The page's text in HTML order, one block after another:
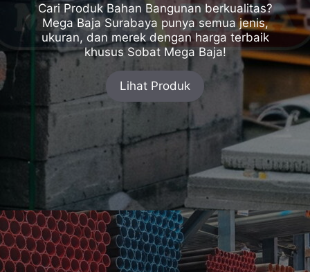
Cari Produk Bahan Bangunan berkualitas?
Mega Baja Surabaya punya semua jenis,
ukuran, dan merek dengan harga terbaik
khusus Sobat Mega Baja!
Lihat Produk